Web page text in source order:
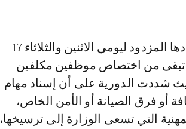
ينبغي أن تبقى من اختصاص موظفين مكلفين
شددت الدورية على أن إسناد مهام
أو فرق الصيانة أو الأمن الخاص،
التي تسعى الوزارة إلى ترسيخها،